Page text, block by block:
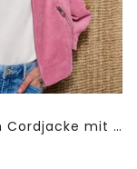
3/4 Arm Cordjacke mit Hemdkragen